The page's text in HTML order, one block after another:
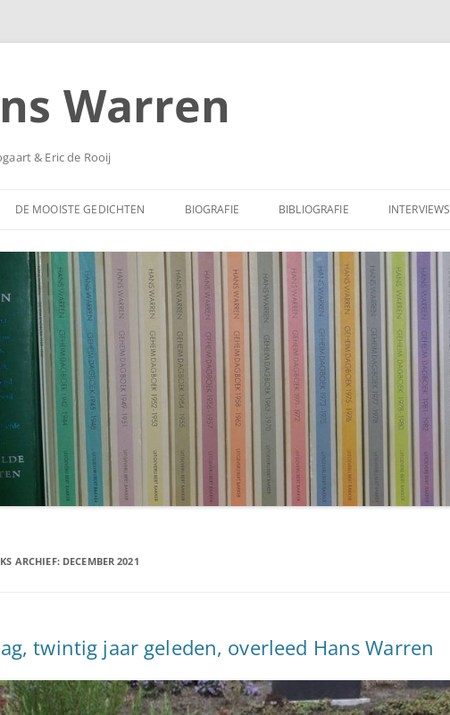
Warren
& Eric de Rooij
DE MOOISTE GEDICHTEN BIOGRAFIE BIBLIOGRAFIE INTERVIEWS
ARCHIEF: DECEMBER 2021
twintig jaar geleden, overleed Hans Warren